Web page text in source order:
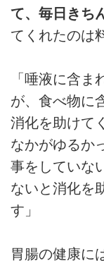
て、毎日きち
てくれたのは
「唾液に含
が、食べ物に
消化を助けて
なかがゆるか
事をしていな
ないと消化を
す」
胃腸の健康に